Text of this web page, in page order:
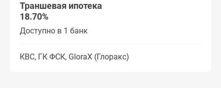
Траншевая ипотека
18.70%
Доступно в 1 банк
КВС, ГК ФСК, GloraX (Глоракс)